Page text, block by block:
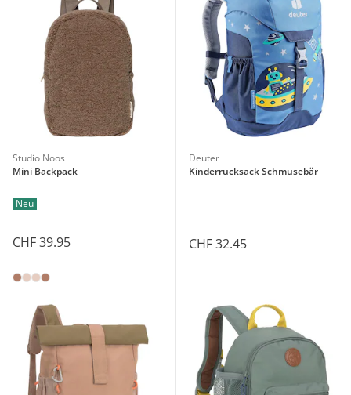
Studio Noos
Mini Backpack
Neu
CHF 39.95
Deuter
Kinderrucksack Schmusebär
CHF 32.45